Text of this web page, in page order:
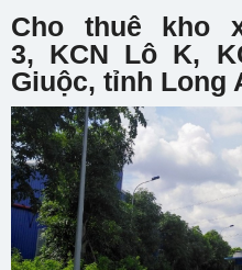
Cho thuê kho
3, KCN Lô K,
Giuộc, tỉnh Long